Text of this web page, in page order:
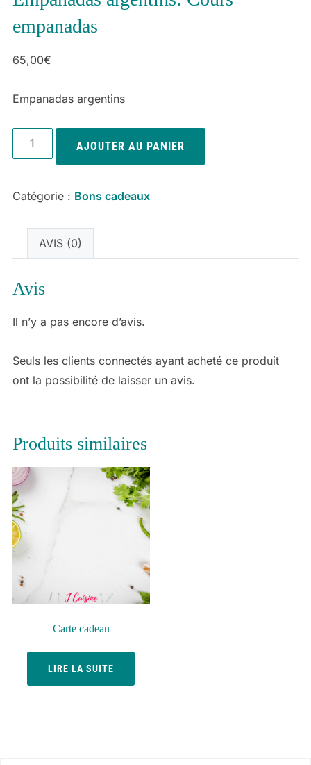
empanadas
65,00€
Empanadas argentins
quantité
de
argentins:
empanadas
AJOUTER AU PANIER
Catégorie : Bons cadeaux
AVIS (0)
Avis
Il n’y a pas encore d’avis.
Seuls les clients connectés ayant acheté ce produit
ont la possibilité de laisser un avis.
Produits similaires
Carte cadeau
LIRE LA SUITE